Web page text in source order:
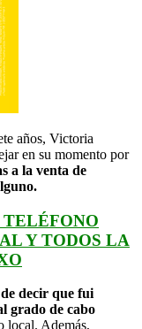
años, Victoria
en su momento por
a la venta de
Y TODOS LA
decir que fui
grado de cabo
local. Además,